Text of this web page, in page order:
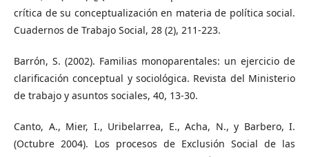
crítica de su conceptualización en materia de política social.
Cuadernos de Trabajo Social, 28 (2), 211-223.
Barrón, S. (2002). Familias monoparentales: un ejercicio de
clarificación conceptual y sociológica. Revista del Ministerio
de trabajo y asuntos sociales, 40, 13-30.
Canto, A., Mier, I., Uribelarrea, E., Acha, N., y Barbero, I.
(Octubre 2004). Los procesos de Exclusión Social de las